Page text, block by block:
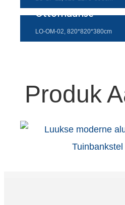
Ottomaanse
LO-OM-02, 820*820*380cm
Produk